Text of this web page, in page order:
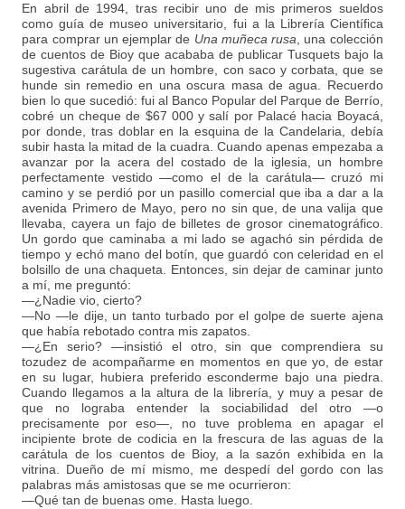
En abril de 1994, tras recibir uno de mis primeros sueldos
como guía de museo universitario, fui a la Librería Científica
para comprar un ejemplar de Una muñeca rusa , una colección
de cuentos de Bioy que acababa de publicar Tusquets bajo la
sugestiva carátula de un hombre, con saco y corbata, que se
hunde sin remedio en una oscura masa de agua. Recuerdo
bien lo que sucedió: fui al Banco Popular del Parque de Berrío,
cobré un cheque de $67 000 y salí por Palacé hacia Boyacá,
por donde, tras doblar en la esquina de la Candelaria, debía
subir hasta la mitad de la cuadra. Cuando apenas empezaba a
avanzar por la acera del costado de la iglesia, un hombre
perfectamente vestido —como el de la carátula— cruzó mi
camino y se perdió por un pasillo comercial que iba a dar a la
avenida Primero de Mayo, pero no sin que, de una valija que
llevaba, cayera un fajo de billetes de grosor cinematográfico.
Un gordo que caminaba a mi lado se agachó sin pérdida de
tiempo y echó mano del botín, que guardó con celeridad en el
bolsillo de una chaqueta. Entonces, sin dejar de caminar junto
a mí, me preguntó:
—¿Nadie vio, cierto?
—No —le dije, un tanto turbado por el golpe de suerte ajena
que había rebotado contra mis zapatos.
—¿En serio? —insistió el otro, sin que comprendiera su
tozudez de acompañarme en momentos en que yo, de estar
en su lugar, hubiera preferido esconderme bajo una piedra.
Cuando llegamos a la altura de la librería, y muy a pesar de
que no lograba entender la sociabilidad del otro —o
precisamente por eso—, no tuve problema en apagar el
incipiente brote de codicia en la frescura de las aguas de la
carátula de los cuentos de Bioy, a la sazón exhibida en la
vitrina. Dueño de mí mismo, me despedí del gordo con las
palabras más amistosas que se me ocurrieron:
—Qué tan de buenas ome. Hasta luego.